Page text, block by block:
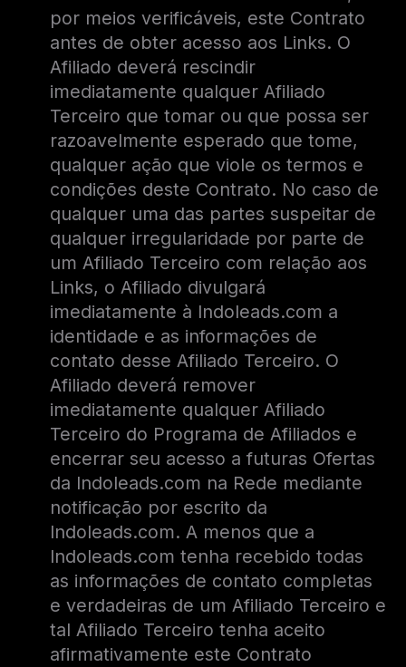
por meios verificáveis, este Contrato
antes de obter acesso aos Links. O
Afiliado deverá rescindir
imediatamente qualquer Afiliado
Terceiro que tomar ou que possa ser
razoavelmente esperado que tome,
qualquer ação que viole os termos e
condições deste Contrato. No caso de
qualquer uma das partes suspeitar de
qualquer irregularidade por parte de
um Afiliado Terceiro com relação aos
Links, o Afiliado divulgará
imediatamente à Indoleads.com a
identidade e as informações de
contato desse Afiliado Terceiro. O
Afiliado deverá remover
imediatamente qualquer Afiliado
Terceiro do Programa de Afiliados e
encerrar seu acesso a futuras Ofertas
da Indoleads.com na Rede mediante
notificação por escrito da
Indoleads.com. A menos que a
Indoleads.com tenha recebido todas
as informações de contato completas
e verdadeiras de um Afiliado Terceiro e
tal Afiliado Terceiro tenha aceito
afirmativamente este Contrato